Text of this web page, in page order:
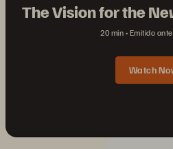
The Vision for the
20 min Emitido
Watch